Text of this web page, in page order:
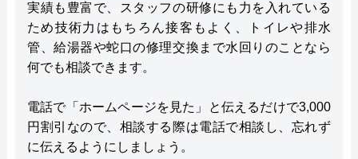
実績も豊富で、スタッフの研修にも力を入れている
ため技術力はもちろん接客もよく、トイレや排水
管、給湯器や蛇口の修理交換まで水回りのことなら
何でも相談できます。
電話で「ホームページを見た」と伝えるだけで3,000
円割引なので、相談する際は電話で相談し、忘れず
に伝えるようにしましょう。